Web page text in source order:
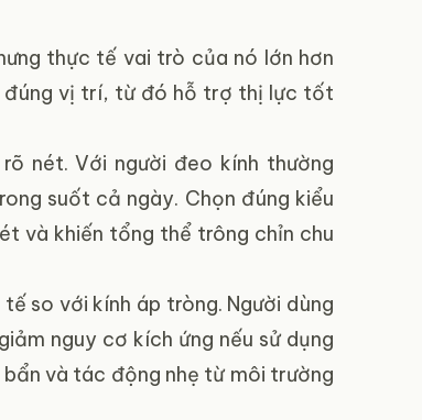
thực tế vai trò của nó lớn hơn
đúng vị trí, từ đó hỗ trợ thị lực tốt
nét. Với người đeo kính thường
suốt cả ngày. Chọn đúng kiểu
và khiến tổng thể trông chỉn chu
so với kính áp tròng. Người dùng
nguy cơ kích ứng nếu sử dụng
và tác động nhẹ từ môi trường